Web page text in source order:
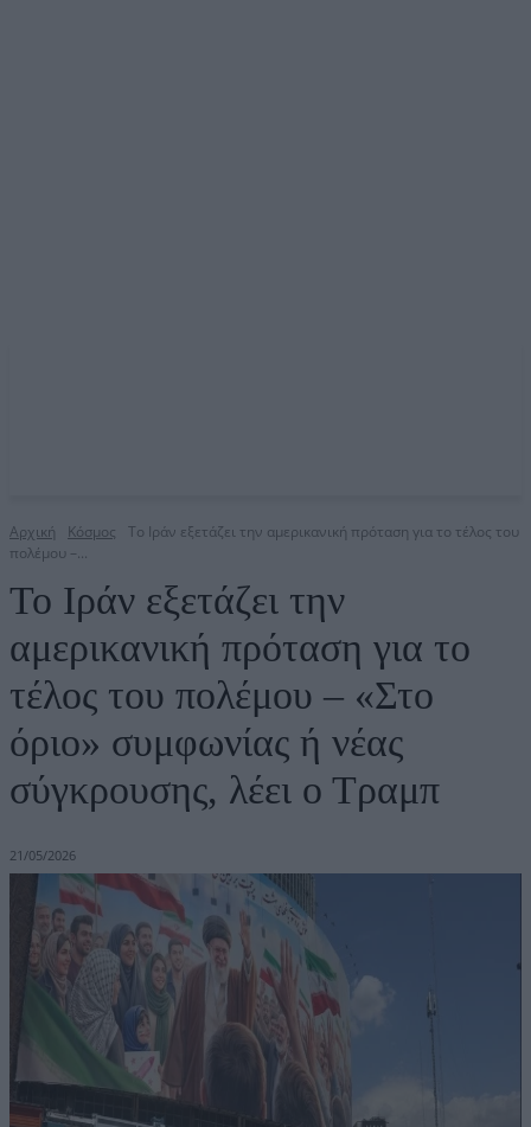
Αρχική Κόσμος
Το Ιράν εξετάζει την αμερικανική πρόταση για το τέλος του
πολέμου –...
Το Ιράν εξετάζει την
αμερικανική πρόταση για το
τέλος του πολέμου – «Στο
όριο» συμφωνίας ή νέας
σύγκρουσης, λέει ο Τραμπ
21/05/2026